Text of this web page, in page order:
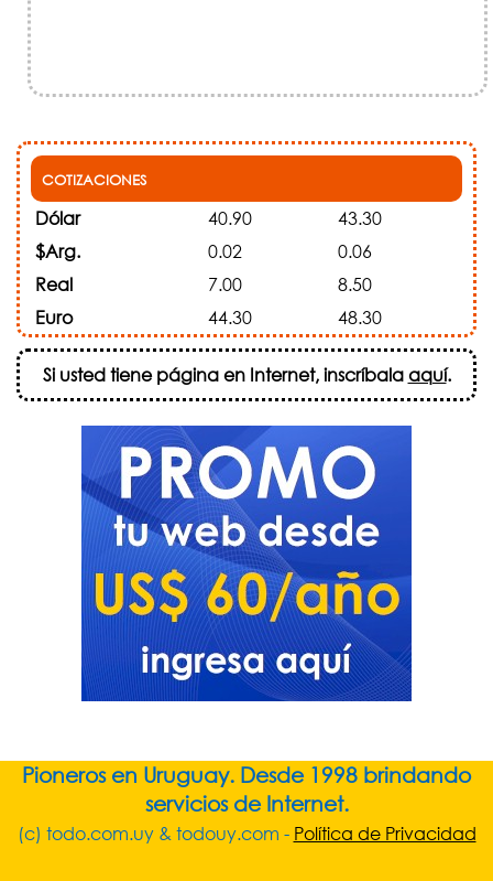
COTIZACIONES
Dólar 40.90
43.30
$Arg.
0.02
0.06
Real
7.00
8.50
Euro
44.30 48.30
Si usted tiene página en Internet, inscríbalaaquí.
Pioneros en Uruguay. Desde 1998 brindando
servicios de Internet.
(c) todo.com.uy & todouy.com - Política de Privacidad